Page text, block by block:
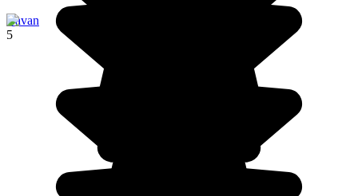
Cavan
5